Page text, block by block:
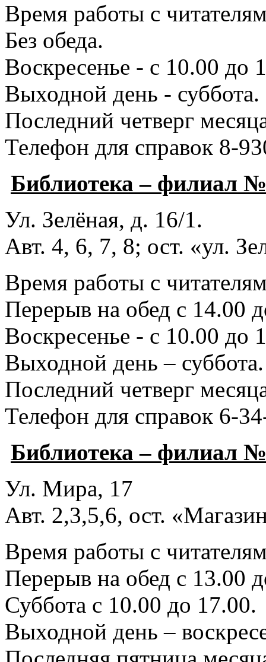
Время работы с
Без обеда.
Воскресенье - с 10.00 до
Выходной день - суббота.
Последний четверг
Телефон для справок 8-
Библиотека – филиал
Ул. Зелёная, д. 16/1.
Авт. 4, 6, 7, 8; ост. «ул.
Время работы с
Перерыв на обед с 14.00
Воскресенье - с 10.00 до
Выходной день – суббота.
Последний четверг
Телефон для справок 6-
Библиотека – филиал
Ул. Мира, 17
Авт. 2,3,5,6, ост.
Время работы с
Перерыв на обед с 13.00
Суббота с 10.00 до 17.00.
Выходной день –